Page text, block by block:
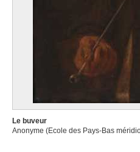
Le buveur
Anonyme (Ecole des Pays-Bas